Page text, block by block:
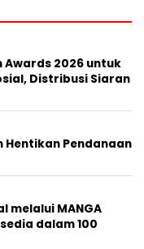
Awards 2026 untuk
Distribusi Siaran
Hentikan Pendanaan
melalui MANGA
dalam 100